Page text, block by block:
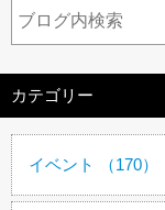
カテゴリー
イベント （170）